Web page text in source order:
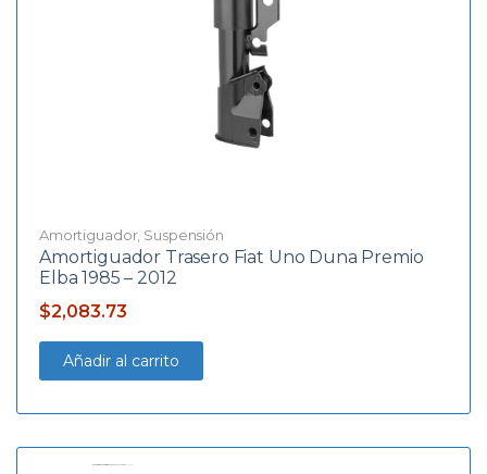
Amortiguador, Suspensión
Amortiguador Trasero Fiat Uno Duna Premio
Elba 1985 – 2012
$2,083.73
Añadir al carrito